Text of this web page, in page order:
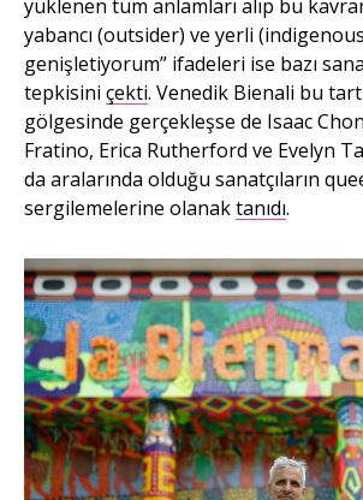
yüklenen tüm anlamları alıp bu
yabancı (outsider) ve yerli
genişletiyorum” ifadeleri ise bazı
tepkisini çekti. Venedik Bienali bu
gölgesinde gerçekleşse de Isaac
Fratino, Erica Rutherford ve Evelyn
da aralarında olduğu sanatçıların
sergilemelerine olanaktanıdı.